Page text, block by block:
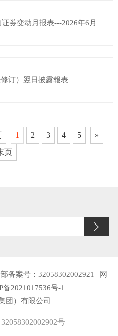
券变动月报表---2026年6月
修订）翌日披露報表
1 2 3 4 5
»
页
备案号：32058302002921 | 网
2021017536号-1
团）有限公司
号